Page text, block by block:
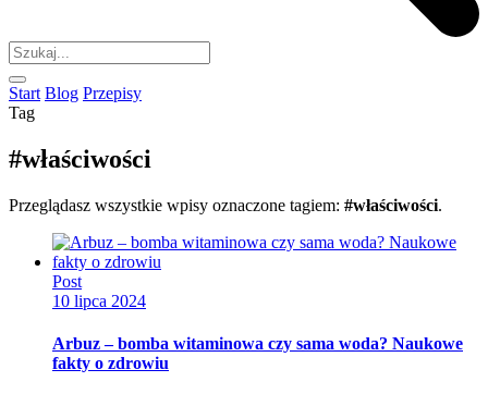
Start Blog Przepisy
Tag
#właściwości
Przeglądasz wszystkie wpisy oznaczone tagiem: #właściwości.
Post
10 lipca 2024
Arbuz – bomba witaminowa czy sama woda? Naukowe
fakty o zdrowiu